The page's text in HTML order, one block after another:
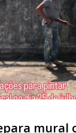
mural